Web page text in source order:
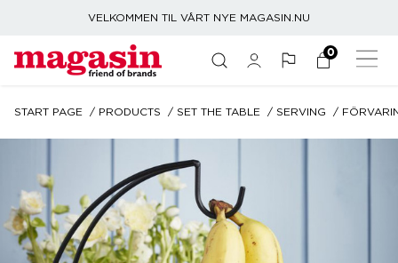
VELKOMMEN TIL VÅRT NYE MAGASIN.NU
0
START PAGE PRODUCTS SET THE TABLE SERVING